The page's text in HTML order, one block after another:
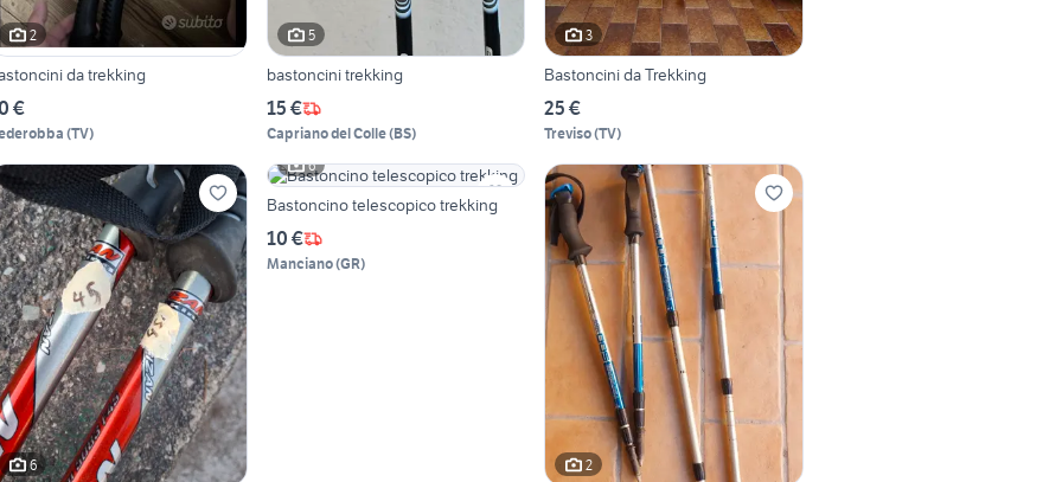
2
da trekking
€
(TV)
5
bastoncini trekking
15 €
Capriano del Colle(BS)
3
Bastoncini da Trekking
25 €
Treviso(TV)
6
6
Bastoncino telescopico trekking
10 €
Manciano(GR)
2